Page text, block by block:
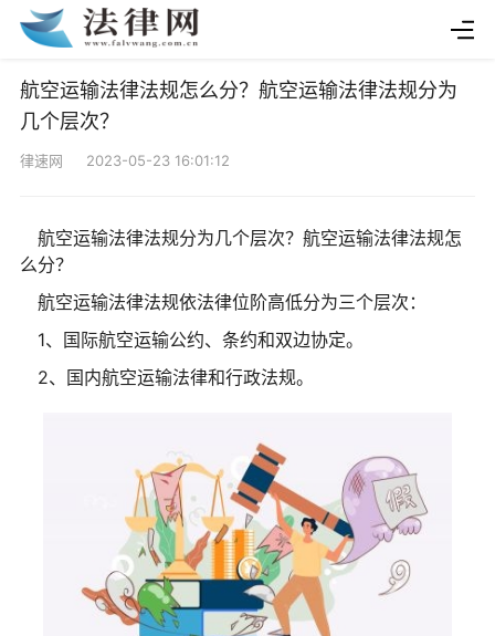
航空运输法律法规怎么分？航空运输法律法规分为
几个层次？
律速网 2023-05-23 16:01:12
航空运输法律法规分为几个层次？航空运输法律法规怎
么分？
航空运输法律法规依法律位阶高低分为三个层次：
1、国际航空运输公约、条约和双边协定。
2、国内航空运输法律和行政法规。